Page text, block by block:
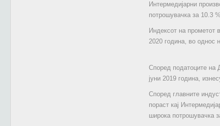
Интермедијарни
потрошувачка за 10.3
Индексот на прометот
2020 година, во однос
Според податоците на
јуни 2019 година,
Според главните
пораст кај
широка потрошувачка